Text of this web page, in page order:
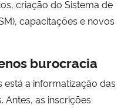
criação do Sistema de
capacitações e novos
burocracia
está a informatização das
Antes, as inscrições